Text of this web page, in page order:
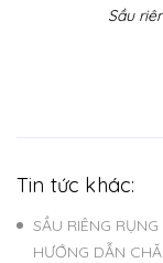
Sầu
Tin tức khác:
SẦU RIÊNG
HƯỚNG DẪN